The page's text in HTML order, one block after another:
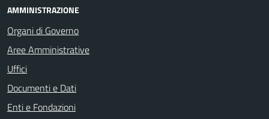
AMMINISTRAZIONE
Organi di Governo
Aree Amministrative
Uffici
Documenti e Dati
Enti e Fondazioni